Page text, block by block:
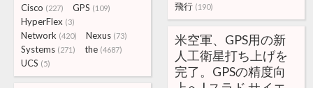
飛行 (190)
Cisco (227) GPS (109)
HyperFlex (3)
Network (420) Nexus (73)
Systems (271) the (4687)
UCS (5)
米空軍、GPS用の新
人工衛星打ち上げを
完了。GPSの精度向